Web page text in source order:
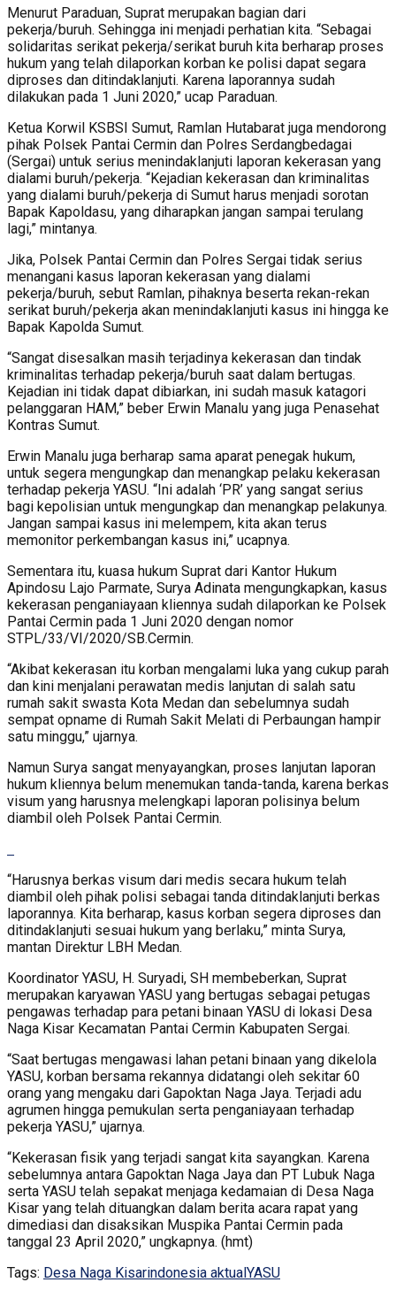
Menurut Paraduan, Suprat merupakan bagian dari
pekerja/buruh. Sehingga ini menjadi perhatian kita. “Sebagai
solidaritas serikat pekerja/serikat buruh kita berharap proses
hukum yang telah dilaporkan korban ke polisi dapat segara
diproses dan ditindaklanjuti. Karena laporannya sudah
dilakukan pada 1 Juni 2020,” ucap Paraduan.
Ketua Korwil KSBSI Sumut, Ramlan Hutabarat juga mendorong
pihak Polsek Pantai Cermin dan Polres Serdangbedagai
(Sergai) untuk serius menindaklanjuti laporan kekerasan yang
dialami buruh/pekerja. “Kejadian kekerasan dan kriminalitas
yang dialami buruh/pekerja di Sumut harus menjadi sorotan
Bapak Kapoldasu, yang diharapkan jangan sampai terulang
lagi,” mintanya.
Jika, Polsek Pantai Cermin dan Polres Sergai tidak serius
menangani kasus laporan kekerasan yang dialami
pekerja/buruh, sebut Ramlan, pihaknya beserta rekan-rekan
serikat buruh/pekerja akan menindaklanjuti kasus ini hingga ke
Bapak Kapolda Sumut.
“Sangat disesalkan masih terjadinya kekerasan dan tindak
kriminalitas terhadap pekerja/buruh saat dalam bertugas.
Kejadian ini tidak dapat dibiarkan, ini sudah masuk katagori
pelanggaran HAM,” beber Erwin Manalu yang juga Penasehat
Kontras Sumut.
Erwin Manalu juga berharap sama aparat penegak hukum,
untuk segera mengungkap dan menangkap pelaku kekerasan
terhadap pekerja YASU. “Ini adalah ‘PR’ yang sangat serius
bagi kepolisian untuk mengungkap dan menangkap pelakunya.
Jangan sampai kasus ini melempem, kita akan terus
memonitor perkembangan kasus ini,” ucapnya.
Sementara itu, kuasa hukum Suprat dari Kantor Hukum
Apindosu Lajo Parmate, Surya Adinata mengungkapkan, kasus
kekerasan penganiayaan kliennya sudah dilaporkan ke Polsek
Pantai Cermin pada 1 Juni 2020 dengan nomor
STPL/33/VI/2020/SB.Cermin.
“Akibat kekerasan itu korban mengalami luka yang cukup parah
dan kini menjalani perawatan medis lanjutan di salah satu
rumah sakit swasta Kota Medan dan sebelumnya sudah
sempat opname di Rumah Sakit Melati di Perbaungan hampir
satu minggu,” ujarnya.
Namun Surya sangat menyayangkan, proses lanjutan laporan
hukum kliennya belum menemukan tanda-tanda, karena berkas
visum yang harusnya melengkapi laporan polisinya belum
diambil oleh Polsek Pantai Cermin.
“Harusnya berkas visum dari medis secara hukum telah
diambil oleh pihak polisi sebagai tanda ditindaklanjuti berkas
laporannya. Kita berharap, kasus korban segera diproses dan
ditindaklanjuti sesuai hukum yang berlaku,” minta Surya,
mantan Direktur LBH Medan.
Koordinator YASU, H. Suryadi, SH membeberkan, Suprat
merupakan karyawan YASU yang bertugas sebagai petugas
pengawas terhadap para petani binaan YASU di lokasi Desa
Naga Kisar Kecamatan Pantai Cermin Kabupaten Sergai.
“Saat bertugas mengawasi lahan petani binaan yang dikelola
YASU, korban bersama rekannya didatangi oleh sekitar 60
orang yang mengaku dari Gapoktan Naga Jaya. Terjadi adu
agrumen hingga pemukulan serta penganiayaan terhadap
pekerja YASU,” ujarnya.
“Kekerasan fisik yang terjadi sangat kita sayangkan. Karena
sebelumnya antara Gapoktan Naga Jaya dan PT Lubuk Naga
serta YASU telah sepakat menjaga kedamaian di Desa Naga
Kisar yang telah dituangkan dalam berita acara rapat yang
dimediasi dan disaksikan Muspika Pantai Cermin pada
tanggal 23 April 2020,” ungkapnya. (hmt)
Tags: Desa Naga Kisarindonesia aktual YASU